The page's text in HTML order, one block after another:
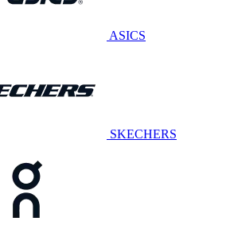
ASICS
SKECHERS